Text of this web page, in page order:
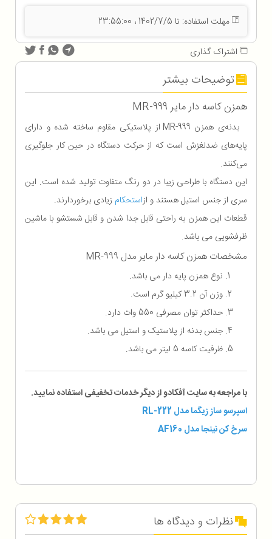
مهلت استفاده: تا 1402/7/5 ، 23:55:00
اشتراک گذاری
توضیحات بیشتر
همزن کاسه دار مایر MR-999
بدنه‌ی همزن MR-999 از پلاستیکی مقاوم ساخته شده و دارای
پایه‌های ضدلغزش است که از حرکت دستگاه در حین کار جلوگیری
می‌کنند.
این دستگاه با طراحی زیبا در دو رنگ متفاوت تولید شده است. این
سری‌ از جنس استیل هستند و ازاستحکام زیادی برخوردارند.
قطعات این همزن به راحتی قابل جدا شدن و قابل شستشو با ماشین
ظرفشویی می باشد.
مشخصات همزن کاسه دار مایر مدل MR-999
نوع همزن پایه دار می باشد.
وزن آن 3.2 کیلیو گرم است.
حداکثر توان مصرفی 550 وات دارد.
جنس بدنه از پلاستیک و استیل می باشد.
ظرفیت کاسه 5 لیتر می باشد.
با مراجعه به سایت آفکادو از دیگر خدمات تخفیفی استفاده نمایید.
اسپرسو ساز زیگما مدل RL-222
سرخ کن نینجا مدل AF160
نظرات و دیدگاه ها